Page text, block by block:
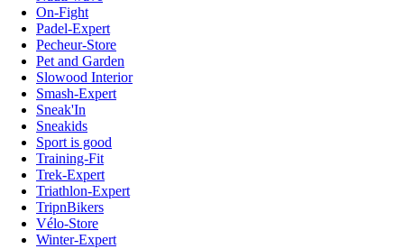
On-Fight
Padel-Expert
Pecheur-Store
Pet and Garden
Slowood Interior
Smash-Expert
Sneak'In
Sneakids
Sport is good
Training-Fit
Trek-Expert
Triathlon-Expert
TripnBikers
Vélo-Store
Winter-Expert